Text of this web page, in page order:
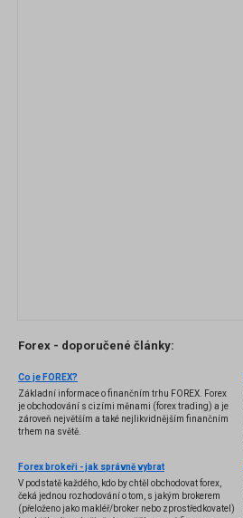
Forex - doporučené články:
Co je FOREX?
Základní informace o finančním trhu FOREX. Forex
je obchodování s cizími měnami (forex trading) a je
zároveň největším a také nejlikvidnějším finančním
trhem na světě.
Forex brokeři - jak správně vybrat
V podstatě každého, kdo by chtěl obchodovat forex,
čeká jednou rozhodování o tom, s jakým brokerem
(přeloženo jako makléř/broker nebo zprostředkovatel)